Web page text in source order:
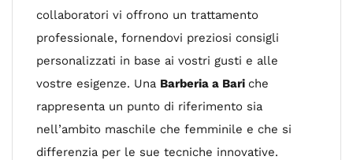
collaboratori vi offrono un trattamento
professionale, fornendovi preziosi consigli
personalizzati in base ai vostri gusti e alle
vostre esigenze. Una Barberia a Bari che
rappresenta un punto di riferimento sia
nell’ambito maschile che femminile e che si
differenzia per le sue tecniche innovative.